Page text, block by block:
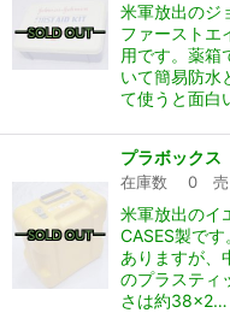
米軍放出のジ
ファーストエ
用です。薬箱
いて簡易防水
て使うと面白
プラボック
在庫数 0 売
米軍放出のイ
CASES製で
ありますが、
のプラスティ
さは約38×2…